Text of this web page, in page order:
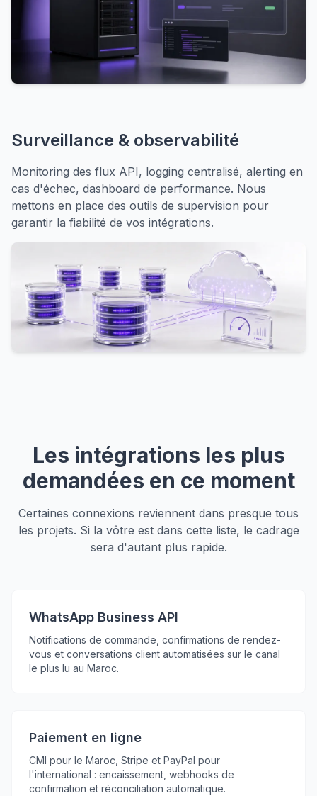
Surveillance & observabilité
Monitoring des flux API, logging centralisé, alerting en
cas d'échec, dashboard de performance. Nous
mettons en place des outils de supervision pour
garantir la fiabilité de vos intégrations.
Les intégrations les plus
demandées en ce moment
Certaines connexions reviennent dans presque tous
les projets. Si la vôtre est dans cette liste, le cadrage
sera d'autant plus rapide.
WhatsApp Business API
Notifications de commande, confirmations de rendez-
vous et conversations client automatisées sur le canal
le plus lu au Maroc.
Paiement en ligne
CMI pour le Maroc, Stripe et PayPal pour
l'international : encaissement, webhooks de
confirmation et réconciliation automatique.